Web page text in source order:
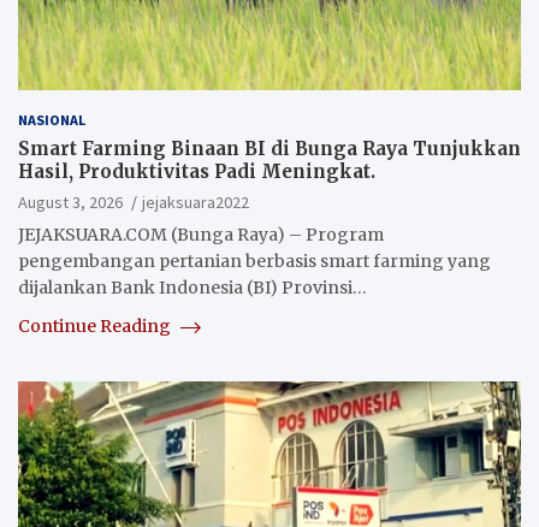
NASIONAL
Smart Farming Binaan BI di Bunga Raya Tunjukkan
Hasil, Produktivitas Padi Meningkat.
August 3, 2026
jejaksuara2022
JEJAKSUARA.COM (Bunga Raya) – Program
pengembangan pertanian berbasis smart farming yang
dijalankan Bank Indonesia (BI) Provinsi…
Continue Reading